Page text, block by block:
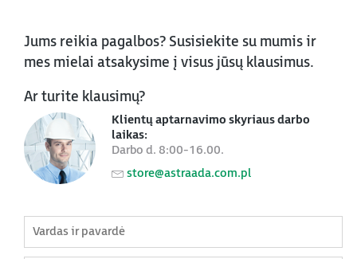
Jums reikia pagalbos? Susisiekite su mumis ir
mes mielai atsakysime į visus jūsų klausimus.
Ar turite klausimų?
Klientų aptarnavimo skyriaus darbo
laikas:
Darbo d. 8:00-16.00.
store@astraada.com.pl